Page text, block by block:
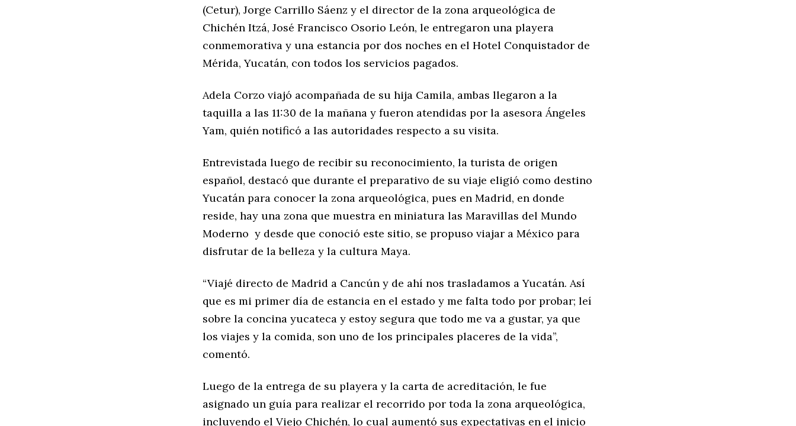
(Cetur), Jorge Carrillo Sáenz y el director de la zona arqueológica de
Chichén Itzá, José Francisco Osorio León, le entregaron una playera
conmemorativa y una estancia por dos noches en el Hotel Conquistador de
Mérida, Yucatán, con todos los servicios pagados.
Adela Corzo viajó acompañada de su hija Camila, ambas llegaron a la
taquilla a las 11:30 de la mañana y fueron atendidas por la asesora Ángeles
Yam, quién notificó a las autoridades respecto a su visita.
Entrevistada luego de recibir su reconocimiento, la turista de origen
español, destacó que durante el preparativo de su viaje eligió como destino
Yucatán para conocer la zona arqueológica, pues en Madrid, en donde
reside, hay una zona que muestra en miniatura las Maravillas del Mundo
Moderno y desde que conoció este sitio, se propuso viajar a México para
disfrutar de la belleza y la cultura Maya.
“Viajé directo de Madrid a Cancún y de ahí nos trasladamos a Yucatán. Así
que es mi primer día de estancia en el estado y me falta todo por probar; leí
sobre la concina yucateca y estoy segura que todo me va a gustar, ya que
los viajes y la comida, son uno de los principales placeres de la vida”,
comentó.
Luego de la entrega de su playera y la carta de acreditación, le fue
asignado un guía para realizar el recorrido por toda la zona arqueológica,
incluyendo el Viejo Chichén, lo cual aumentó sus expectativas en el inicio